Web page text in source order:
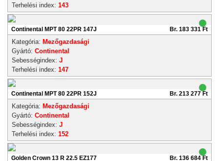
Terhelési index: 143
Continental MPT 80 22PR 147J Br. 183 331 Ft
Kategória: Mezőgazdasági
Gyártó: Continental
Sebességindex: J
Terhelési index: 147
Continental MPT 80 22PR 152J Br. 213 277 Ft
Kategória: Mezőgazdasági
Gyártó: Continental
Sebességindex: J
Terhelési index: 152
Golden Crown 13 R 22.5 EZ177
Br. 136 684 Ft